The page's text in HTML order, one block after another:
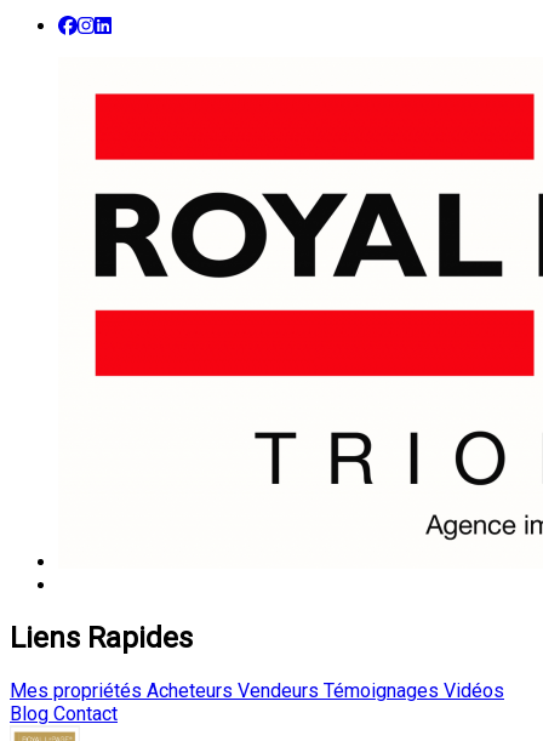
Liens Rapides
Mes propriétés Acheteurs Vendeurs Témoignages Vidéos
Blog Contact